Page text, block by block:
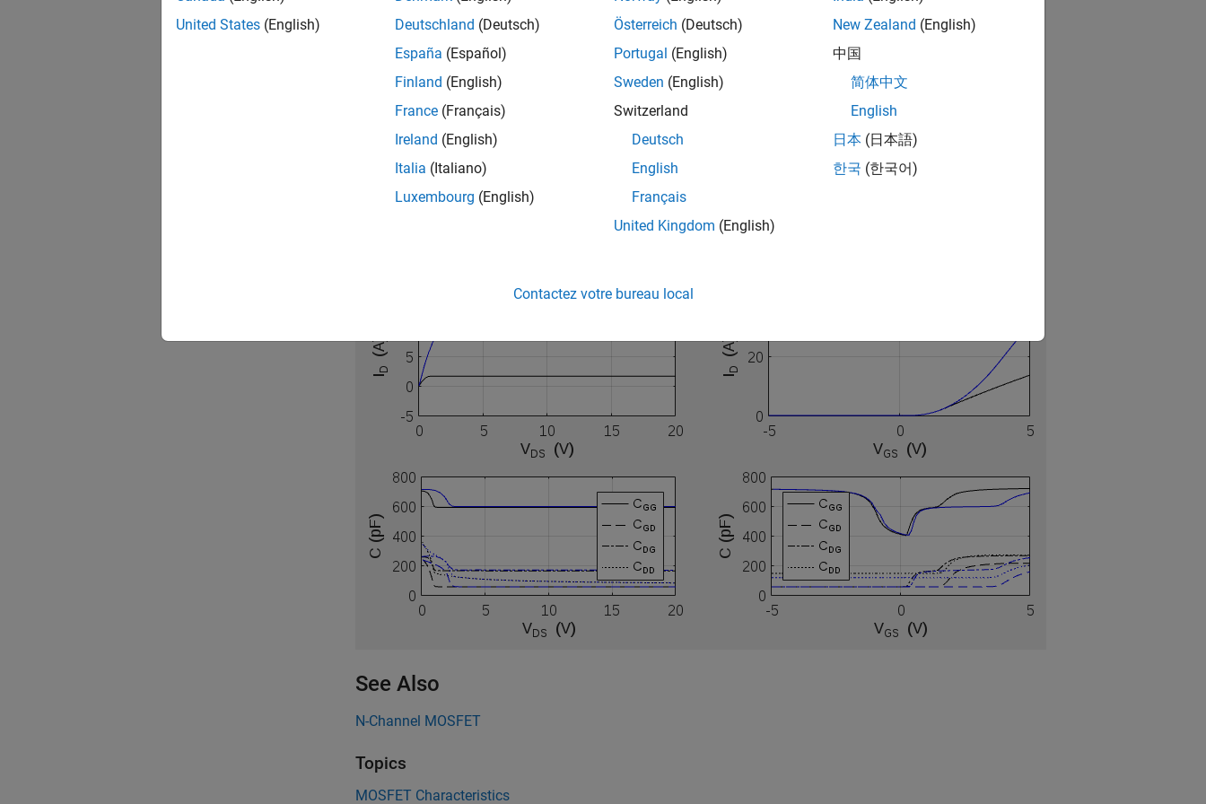
See Also
N-Channel MOSFET
Topics
MOSFET Characteristics
United States (English)
Deutschland (Deutsch)
España (Español)
Finland (English)
France (Français)
Ireland (English)
Italia (Italiano)
Luxembourg (English)
Österreich (Deutsch)
Portugal (English)
Sweden (English)
Switzerland
Deutsch
English
Français
United Kingdom (English)
New Zealand (English)
中国
简体中文
English
日本 (日本語)
한국 (한국어)
Contactez votre bureau local